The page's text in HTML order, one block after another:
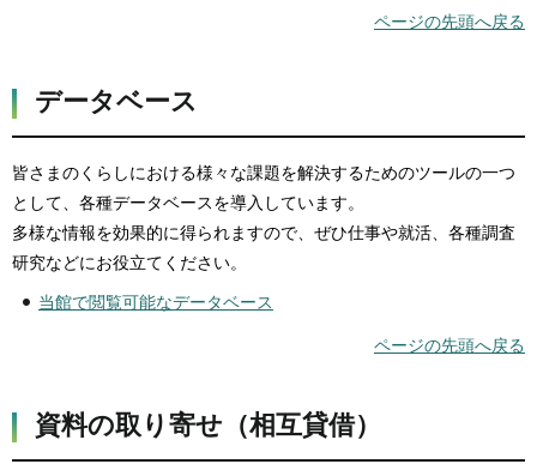
ページの先頭へ戻る
データベース
皆さまのくらしにおける様々な課題を解決するためのツールの一つ
として、各種データベースを導入しています。
多様な情報を効果的に得られますので、ぜひ仕事や就活、各種調査
研究などにお役立てください。
当館で閲覧可能なデータベース
ページの先頭へ戻る
資料の取り寄せ（相互貸借）